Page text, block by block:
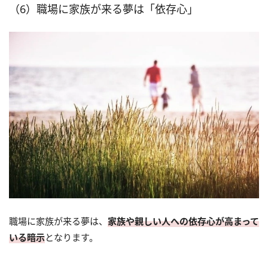
（6）職場に家族が来る夢は「依存心」
職場に家族が来る夢は、 家族や親しい人への依存心が高まって
いる暗示となります。